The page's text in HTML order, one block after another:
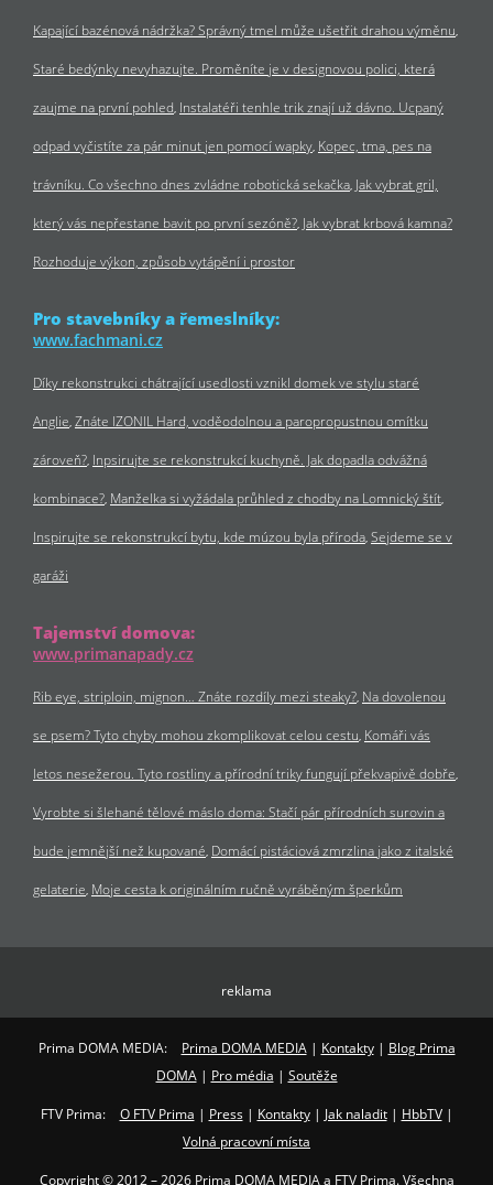
Kapající bazénová nádržka? Správný tmel může ušetřit drahou výměnu
Staré bedýnky nevyhazujte. Proměníte je v designovou polici, která
zaujme na první pohled Instalatéři tenhle trik znají už dávno. Ucpaný
odpad vyčistíte za pár minut jen pomocí wapky Kopec, tma, pes na
trávníku. Co všechno dnes zvládne robotická sekačka Jak vybrat gril,
který vás nepřestane bavit po první sezóně? Jak vybrat krbová kamna?
Rozhoduje výkon, způsob vytápění i prostor
Pro stavebníky a řemeslníky:
www.fachmani.cz
Díky rekonstrukci chátrající usedlosti vznikl domek ve stylu staré
Anglie Znáte IZONIL Hard, voděodolnou a paropropustnou omítku
zároveň? Inpsirujte se rekonstrukcí kuchyně. Jak dopadla odvážná
kombinace? Manželka si vyžádala průhled z chodby na Lomnický štít
Inspirujte se rekonstrukcí bytu, kde múzou byla příroda Sejdeme se v
garáži
Tajemství domova:
www.primanapady.cz
Rib eye, striploin, mignon… Znáte rozdíly mezi steaky? Na dovolenou
se psem? Tyto chyby mohou zkomplikovat celou cestu Komáři vás
letos nesežerou. Tyto rostliny a přírodní triky fungují překvapivě dobře
Vyrobte si šlehané tělové máslo doma: Stačí pár přírodních surovin a
bude jemnější než kupované Domácí pistáciová zmrzlina jako z italské
gelaterie Moje cesta k originálním ručně vyráběným šperkům
reklama
Prima DOMA MEDIA: Prima DOMA MEDIA| Kontakty| Blog Prima
DOMA| Pro média | Soutěže
FTV Prima: O FTV Prima | Press| Kontakty| Jak naladit| HbbTV|
Volná pracovní místa
Copyright © 2012 – 2026 Prima DOMA MEDIA a FTV Prima. Všechna